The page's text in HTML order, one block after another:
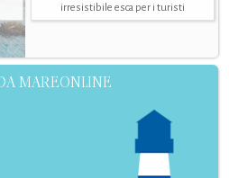
irresistibile esca per i turisti
MAREONLINE